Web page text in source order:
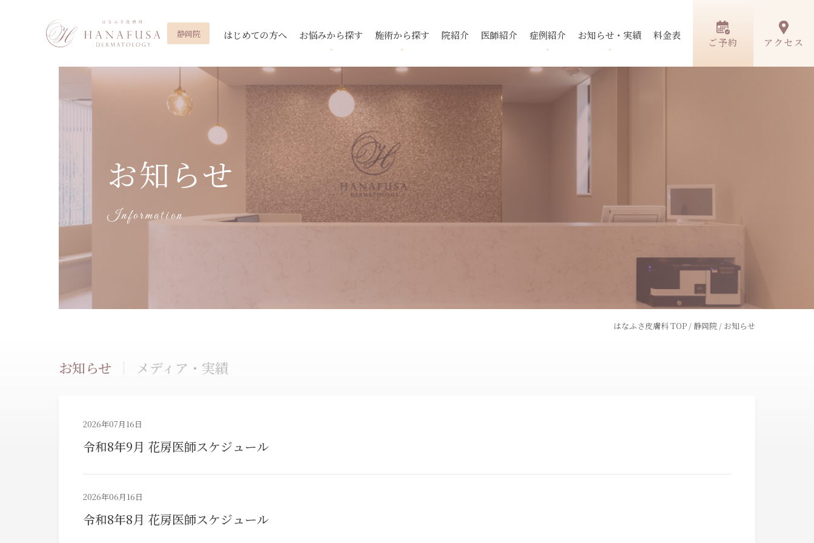
静岡院 はじめての方へ お悩みから探す
ニキビ ニキビ跡
いぼ ほくろ 酒さ（赤ら顔） 毛穴
小顔・輪郭 目元手術 多汗症 小陰唇
施術から探す
PQXピコレーザー ピコレーザートーニング フォトフェイシャル
ハイドロキノン
トレチノイン
ヒアルロン酸
ポテンツァ ダイヤモンド
チップ
ケミカルピーリング
花房式ニキビ跡治療 ダーマペン ポテンツァ サブシジョン
炭酸ガスレーザー（いぼ
院紹介 医師紹介 症例紹介
ニキビ・ニキビ跡 毛穴 酒さ
ヒアルロン酸注入 スレッドリフト 下眼瞼脱脂術
眼瞼下垂 美肌 腫瘍・できもの
お知らせ・実績 料金表
ご予約 アクセス
お知らせ
Information
はなふさ皮膚科 TOP / 静岡院 / お知らせ
お知らせ メディア・実績
2026年07月16日
令和8年9月 花房医師スケジュール
2026年06月16日
令和8年8月 花房医師スケジュール